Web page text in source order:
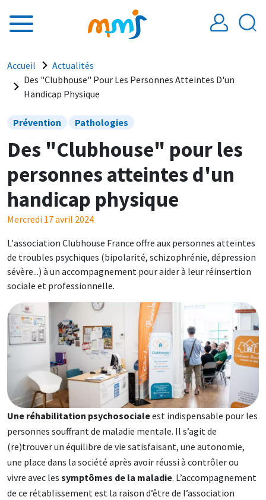
Fil d'Ariane
Accueil
Actualités
Des "Clubhouse" Pour Les Personnes Atteintes D'un
Handicap Physique
Prévention Pathologies
Des "Clubhouse" pour les
personnes atteintes d'un
handicap physique
Mercredi 17 avril 2024
L'association Clubhouse France offre aux personnes atteintes
de troubles psychiques (bipolarité, schizophrénie, dépression
sévère...) à un accompagnement pour aider à leur réinsertion
sociale et professionnelle.
Image
Une réhabilitation psychosocialeest indispensable pour les
personnes souffrant de maladie mentale. Il s’agit de
(re)trouver un équilibre de vie satisfaisant, une autonomie,
une place dans la société après avoir réussi à contrôler ou
vivre avec les symptômes de la maladie. L’accompagnement
de ce rétablissement est la raison d’être de l’association